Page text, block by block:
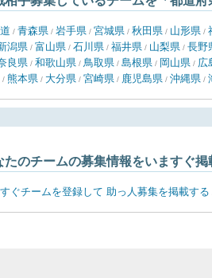
/ 青森県 / 岩手県 / 宮城県 / 秋田県 / 山形県 /
潟県 / 富山県 / 石川県 / 福井県 / 山梨県 / 長野
良県 / 和歌山県 / 鳥取県 / 島根県 / 岡山県 / 広
/ 熊本県 / 大分県 / 宮崎県 / 鹿児島県 / 沖縄県 /
たのチームの募集情報をいますぐ掲
ぐチームを登録して 助っ人募集を掲載する